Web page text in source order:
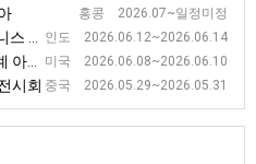
홍콩 2026.07~일정미정
인도 2026.06.12~2026.06.14
미국 2026.06.08~2026.06.10
시회
중국 2026.05.29~2026.05.31
시회